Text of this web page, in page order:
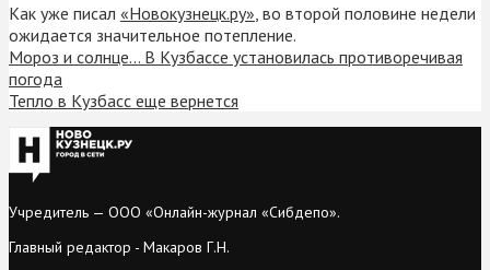
Как уже писал «Новокузнецк.ру» , во второй половине недели
ожидается значительное потепление.
Мороз и солнце… В Кузбассе установилась противоречивая
погода
Тепло в Кузбасс еще вернется
Учредитель — ООО «Онлайн-журнал «Сибдепо».
Главный редактор - Макаров Г.Н.